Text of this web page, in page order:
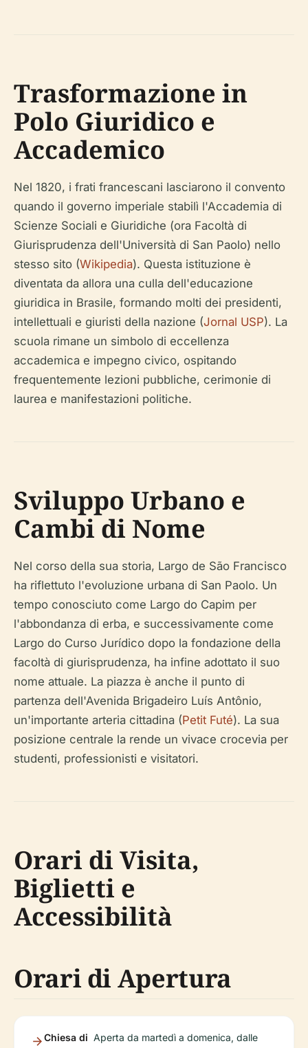
Trasformazione in
Polo Giuridico e
Accademico
Nel 1820, i frati francescani lasciarono il convento
quando il governo imperiale stabilì l'Accademia di
Scienze Sociali e Giuridiche (ora Facoltà di
Giurisprudenza dell'Università di San Paolo) nello
stesso sito (Wikipedia). Questa istituzione è
diventata da allora una culla dell'educazione
giuridica in Brasile, formando molti dei presidenti,
intellettuali e giuristi della nazione (Jornal USP). La
scuola rimane un simbolo di eccellenza
accademica e impegno civico, ospitando
frequentemente lezioni pubbliche, cerimonie di
laurea e manifestazioni politiche.
Sviluppo Urbano e
Cambi di Nome
Nel corso della sua storia, Largo de São Francisco
ha riflettuto l'evoluzione urbana di San Paolo. Un
tempo conosciuto come Largo do Capim per
l'abbondanza di erba, e successivamente come
Largo do Curso Jurídico dopo la fondazione della
facoltà di giurisprudenza, ha infine adottato il suo
nome attuale. La piazza è anche il punto di
partenza dell'Avenida Brigadeiro Luís Antônio,
un'importante arteria cittadina (Petit Futé). La sua
posizione centrale la rende un vivace crocevia per
studenti, professionisti e visitatori.
Orari di Visita,
Biglietti e
Accessibilità
Orari di Apertura
Chiesa di Aperta da martedì a domenica, dalle